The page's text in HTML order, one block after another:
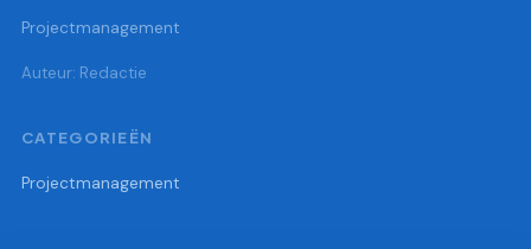
Projectmanagement
Auteur: Redactie
CATEGORIEËN
Projectmanagement